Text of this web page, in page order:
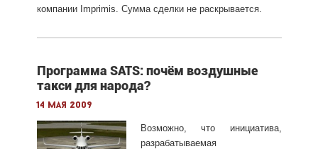
компании Imprimis. Сумма сделки не раскрывается.
Программа SATS: почём воздушные
такси для народа?
14 мая 2009
Возможно, что инициатива,
разрабатываемая